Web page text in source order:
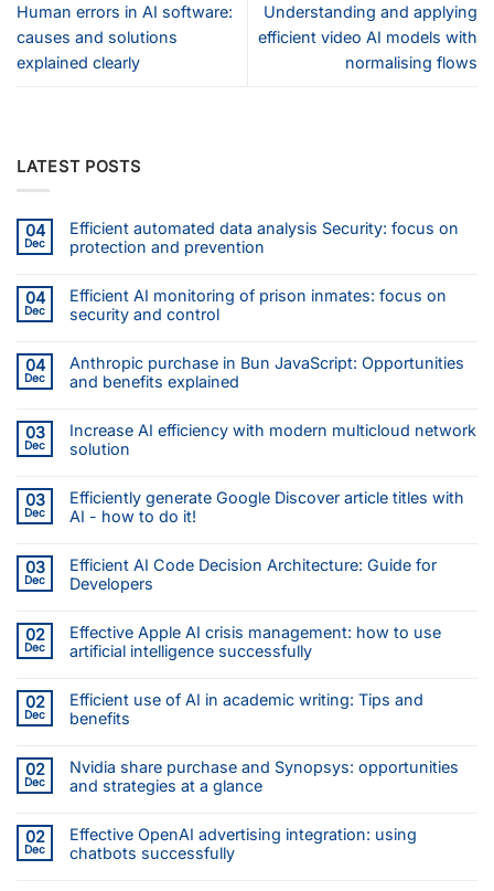
Human errors in AI software:
causes and solutions
explained clearly
Understanding and applying
efficient video AI models with
normalising flows
LATEST POSTS
04
Dec
Efficient automated data analysis Security: focus on
protection and prevention
04
Dec
Efficient AI monitoring of prison inmates: focus on
security and control
04
Dec
Anthropic purchase in Bun JavaScript: Opportunities
and benefits explained
03
Dec
Increase AI efficiency with modern multicloud network
solution
03
Dec
Efficiently generate Google Discover article titles with
AI - how to do it!
03
Dec
Efficient AI Code Decision Architecture: Guide for
Developers
02
Dec
Effective Apple AI crisis management: how to use
artificial intelligence successfully
02
Dec
Efficient use of AI in academic writing: Tips and
benefits
02
Dec
Nvidia share purchase and Synopsys: opportunities
and strategies at a glance
02
Dec
Effective OpenAI advertising integration: using
chatbots successfully